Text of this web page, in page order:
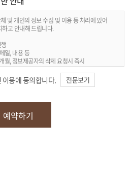
및 개인의 정보 수집 및 이용 등 처리에 있어
고 안내해 드립니다.
일, 내용 등
월, 정보제공자의 삭제 요청시 즉시
2825 / 이메일
이용에 동의합니다. 전문보기